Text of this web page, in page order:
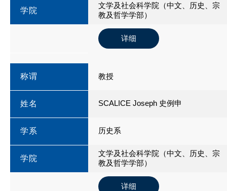
学院
文学及社会科学院（中文、历史、宗
教及哲学学部）
详细
称谓 教授
姓名 SCALICE Joseph 史例申
学系 历史系
学院
文学及社会科学院（中文、历史、宗
教及哲学学部）
详细